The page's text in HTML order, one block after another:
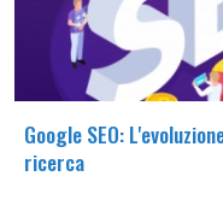
Google SEO:
ricerca